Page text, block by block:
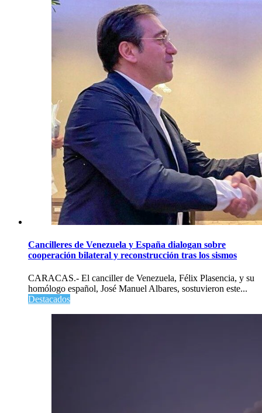
Cancilleres de Venezuela y España dialogan sobre
cooperación bilateral y reconstrucción tras los sismos
CARACAS.- El canciller de Venezuela, Félix Plasencia, y su
homólogo español, José Manuel Albares, sostuvieron este...
Destacados